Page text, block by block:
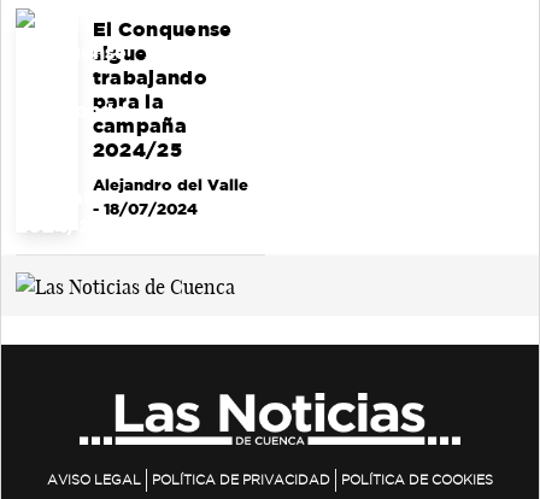
El Conquense
sigue
trabajando
para la
campaña
2024/25
Alejandro del Valle
- 18/07/2024
AVISO LEGAL POLÍTICA DE PRIVACIDAD POLÍTICA DE COOKIES